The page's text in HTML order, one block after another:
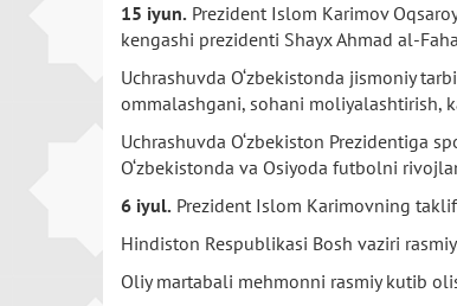
15 iyun. Prezident Islom Karimov
kengashi prezidenti Shayx Ahmad al-
Uchrashuvda O‘zbekistonda jismoniy
ommalashgani, sohani moliyalashtirish,
Uchrashuvda O‘zbekiston Prezidentiga
O‘zbekistonda va Osiyoda futbolni
6 iyul. Prezident Islom Karimovning
Hindiston Respublikasi Bosh vaziri
Oliy martabali mehmonni rasmiy kutib